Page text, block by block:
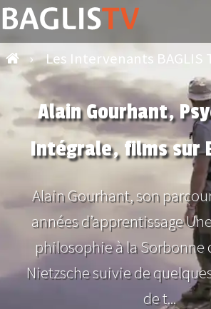
› Les Intervenants BAGLIS
Alain Gourhant,
Intégrale, films sur
Alain Gourhant, son
années d’apprentissage
philosophie à la Sorbonne
Nietzsche suivie de
de t...